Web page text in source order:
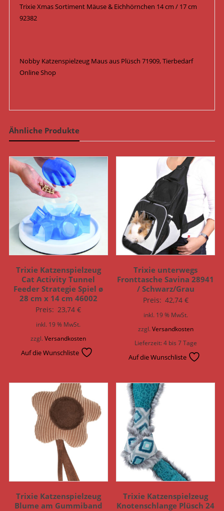
Trixie Xmas Sortiment Mäuse & Eichhörnchen 14 cm / 17 cm
92382
Nobby Katzenspielzeug Maus aus Plüsch 71909, Tierbedarf
Online Shop
Ähnliche Produkte
Trixie Katzenspielzeug
Cat Activity Tunnel
Feeder Strategie Spiel ø
28 cm x 14 cm 46002
Preis: 23,74€
inkl. 19 % MwSt.
zzgl.Versandkosten
Auf die Wunschliste
Trixie unterwegs
Fronttasche Savina 28941
/ Schwarz/Grau
Preis: 42,74 €
inkl. 19 % MwSt.
zzgl. Versandkosten
Lieferzeit:4 bis 7 Tage
Auf die Wunschliste
Trixie Katzenspielzeug
Blume am Gummiband
Trixie Katzenspielzeug
Knotenschlange Plüsch 24